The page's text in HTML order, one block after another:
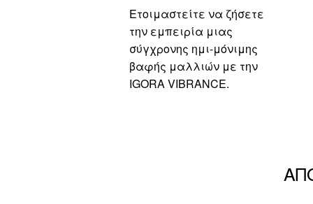
Ετοιμαστείτε να ζήσετε
την εμπειρία μιας
σύγχρονης ημι-μόνιμης
βαφής μαλλιών με την
IGORA VIBRANCE.